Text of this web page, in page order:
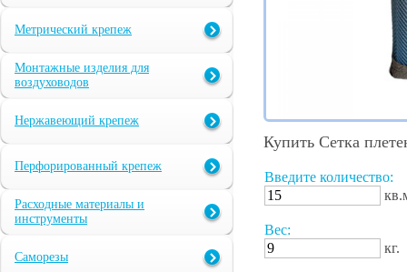
Метрический крепеж
Монтажные изделия для
воздуховодов
Нержавеющий крепеж
Перфорированный крепеж
Расходные материалы и
инструменты
Саморезы
Купить Сетка
Введите количество:
Вес:
кг.